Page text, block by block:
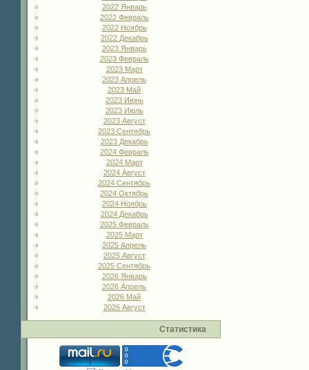
2022 Январь
2022 Февраль
2022 Ноябрь
2022 Декабрь
2023 Январь
2023 Февраль
2023 Март
2023 Апрель
2023 Май
2023 Июнь
2023 Июль
2023 Август
2023 Сентябрь
2023 Декабрь
2024 Февраль
2024 Март
2024 Август
2024 Сентябрь
2024 Октябрь
2024 Ноябрь
2024 Декабрь
2025 Февраль
2025 Март
2025 Апрель
2025 Август
2025 Сентябрь
2026 Январь
2026 Апрель
2026 Май
2026 Август
Статистика